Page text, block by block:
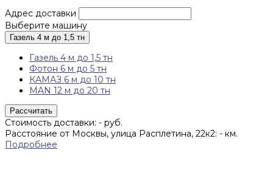
Адрес доставки
Выберите машину
Газель 4 м до 1,5 тн
Газель 4 м до 1,5 тн
Фотон 6 м до 5 тн
КАМАЗ 6 м до 10 тн
MAN 12 м до 20 тн
Рассчитать
Стоимость доставки: - руб.
Расстояние от Москвы, улица Расплетина, 22к2: - км.
Подробнее